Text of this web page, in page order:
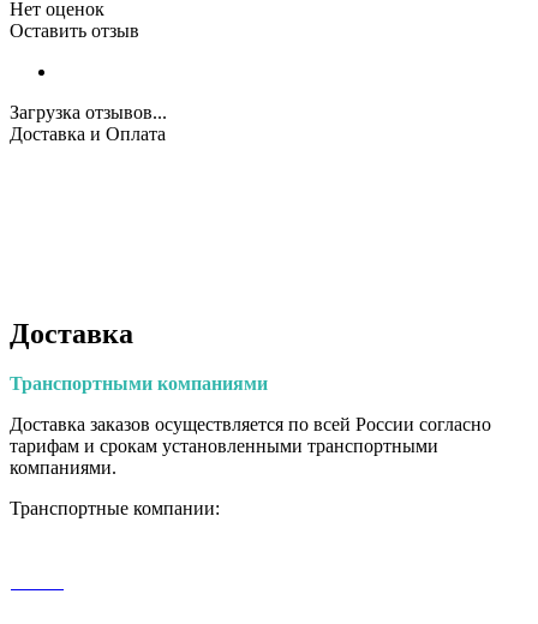
Нет оценок
Оставить отзыв
Загрузка отзывов...
Доставка и Оплата
Доставка
Транспортными компаниями
Доставка заказов осуществляется по всей России согласно
тарифам и срокам установленными транспортными
компаниями.
Транспортные компании: